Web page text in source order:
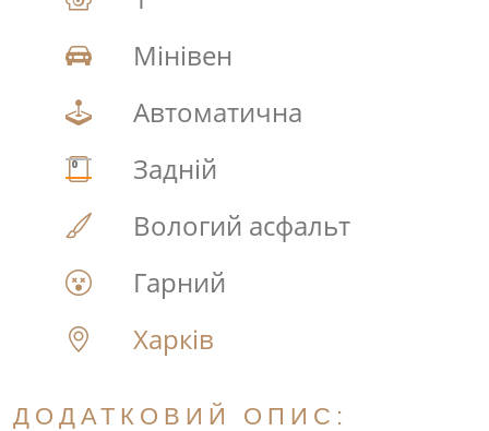
Мінівен
Автоматична
Задній
Вологий асфальт
Гарний
Харків
ДОДАТКОВИЙ ОПИС: